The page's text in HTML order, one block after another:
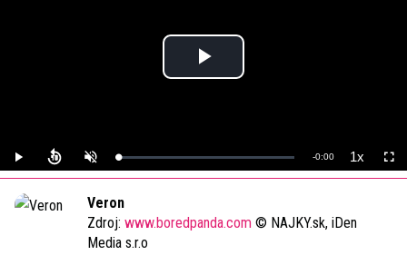
Play
Play UnmuteLoaded:
0%
Remaining
-0:00 1xPlayback
Rate
Veron
Zdroj: www.boredpanda.com © NAJKY.sk, iDen
Media s.r.o